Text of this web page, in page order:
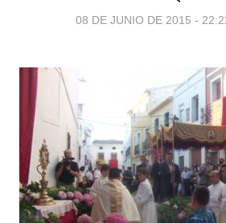
08 DE JUNIO DE 2015 -